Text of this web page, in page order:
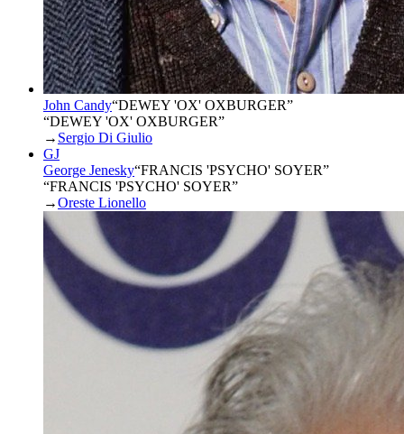
John Candy“DEWEY 'OX' OXBURGER”
“DEWEY 'OX' OXBURGER”
→ Sergio Di Giulio
GJ
George Jenesky“FRANCIS 'PSYCHO' SOYER”
“FRANCIS 'PSYCHO' SOYER”
→Oreste Lionello